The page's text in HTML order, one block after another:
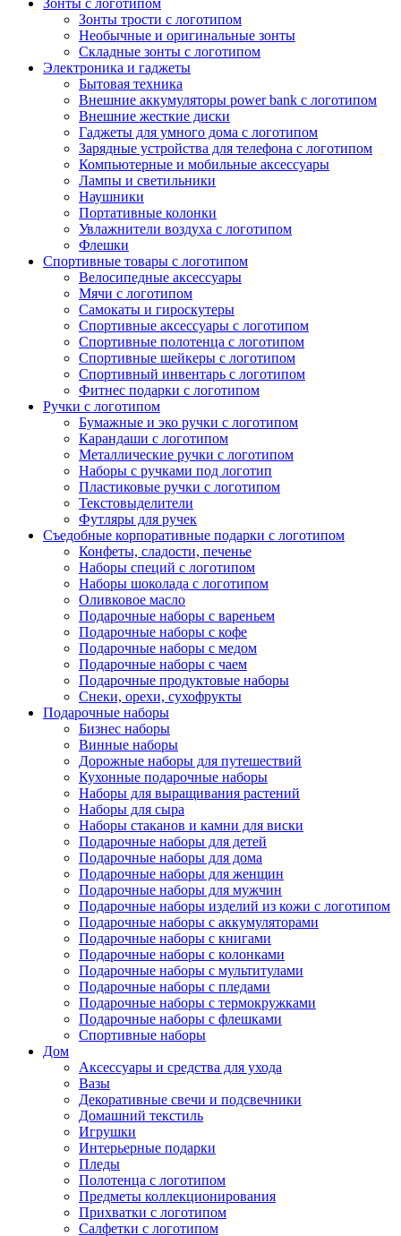
Зонты трости с логотипом
Необычные и оригинальные зонты
Складные зонты с логотипом
Электроника и гаджеты
Бытовая техника
Внешние аккумуляторы power bank с логотипом
Внешние жесткие диски
Гаджеты для умного дома с логотипом
Зарядные устройства для телефона с логотипом
Компьютерные и мобильные аксессуары
Лампы и светильники
Наушники
Портативные колонки
Увлажнители воздуха с логотипом
Флешки
Спортивные товары с логотипом
Велосипедные аксессуары
Мячи с логотипом
Самокаты и гироскутеры
Спортивные аксессуары с логотипом
Спортивные полотенца с логотипом
Спортивные шейкеры с логотипом
Спортивный инвентарь с логотипом
Фитнес подарки с логотипом
Ручки с логотипом
Бумажные и эко ручки с логотипом
Карандаши с логотипом
Металлические ручки с логотипом
Наборы с ручками под логотип
Пластиковые ручки с логотипом
Текстовыделители
Футляры для ручек
Съедобные корпоративные подарки с логотипом
Конфеты, сладости, печенье
Наборы специй с логотипом
Наборы шоколада с логотипом
Оливковое масло
Подарочные наборы с вареньем
Подарочные наборы с кофе
Подарочные наборы с медом
Подарочные наборы с чаем
Подарочные продуктовые наборы
Снеки, орехи, сухофрукты
Подарочные наборы
Бизнес наборы
Винные наборы
Дорожные наборы для путешествий
Кухонные подарочные наборы
Наборы для выращивания растений
Наборы для сыра
Наборы стаканов и камни для виски
Подарочные наборы для детей
Подарочные наборы для дома
Подарочные наборы для женщин
Подарочные наборы для мужчин
Подарочные наборы изделий из кожи с логотипом
Подарочные наборы с аккумуляторами
Подарочные наборы с книгами
Подарочные наборы с колонками
Подарочные наборы с мультитулами
Подарочные наборы с пледами
Подарочные наборы с термокружками
Подарочные наборы с флешками
Спортивные наборы
Дом
Аксессуары и средства для ухода
Вазы
Декоративные свечи и подсвечники
Домашний текстиль
Игрушки
Интерьерные подарки
Пледы
Полотенца с логотипом
Предметы коллекционирования
Прихватки с логотипом
Салфетки с логотипом